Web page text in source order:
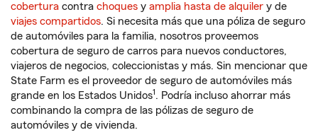
cobertura contra choques y amplia hasta de alquiler y de
viajes compartidos. Si necesita más que una póliza de seguro
de automóviles para la familia, nosotros proveemos
cobertura de seguro de carros para nuevos conductores,
viajeros de negocios, coleccionistas y más. Sin mencionar que
State Farm es el proveedor de seguro de automóviles más
grande en los Estados Unidos1. Podría incluso ahorrar más
combinando la compra de las pólizas de seguro de
automóviles y de vivienda.